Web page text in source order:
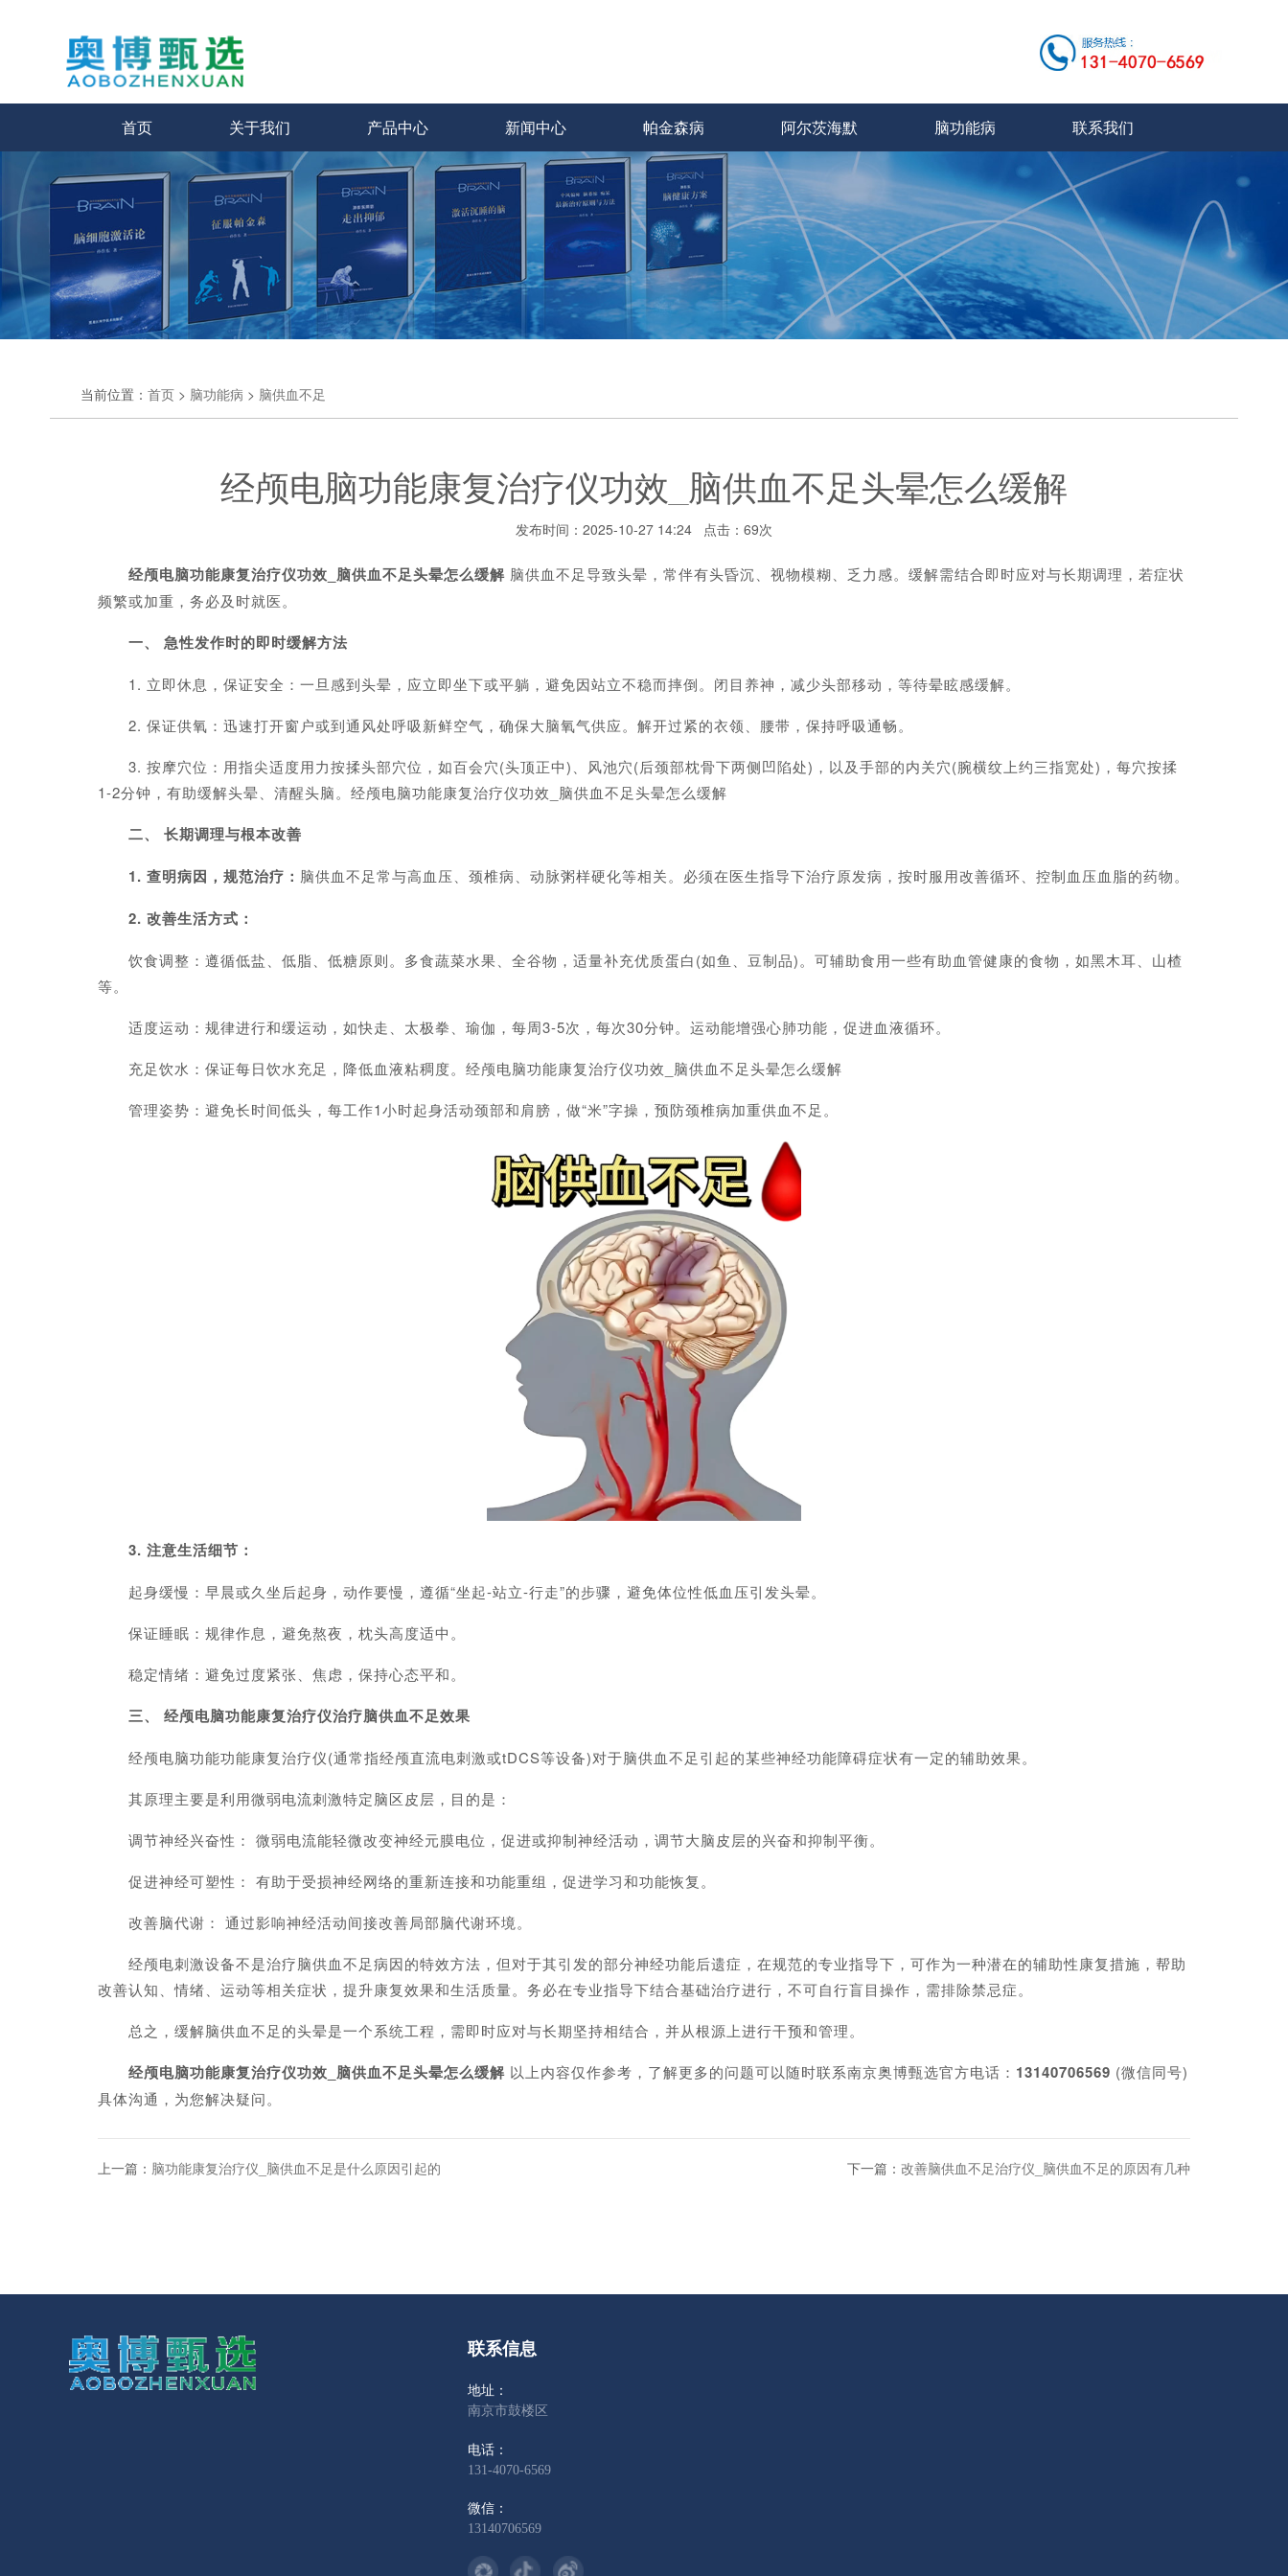
首页 关于我们 产品中心 新闻中心 帕金森病 阿尔茨海默 脑功能病 联系我们
当前位置： 首页 > 脑功能病 > 脑供血不足
经颅电脑功能康复治疗仪功效_脑供血不足头晕怎么缓解
发布时间：2025-10-27 14:24 点击：69次
经颅电脑功能康复治疗仪功效_脑供血不足头晕怎么缓解 脑供血不足导致头晕，常伴有头昏沉、视物模糊、乏力感。缓解需结合即时应对与长期调理，若症状
频繁或加重，务必及时就医。
一、 急性发作时的即时缓解方法
1. 立即休息，保证安全：一旦感到头晕，应立即坐下或平躺，避免因站立不稳而摔倒。闭目养神，减少头部移动，等待晕眩感缓解。
2. 保证供氧：迅速打开窗户或到通风处呼吸新鲜空气，确保大脑氧气供应。解开过紧的衣领、腰带，保持呼吸通畅。
3. 按摩穴位：用指尖适度用力按揉头部穴位，如百会穴(头顶正中)、风池穴(后颈部枕骨下两侧凹陷处)，以及手部的内关穴(腕横纹上约三指宽处)，每穴按揉
1-2分钟，有助缓解头晕、清醒头脑。经颅电脑功能康复治疗仪功效_脑供血不足头晕怎么缓解
二、 长期调理与根本改善
1. 查明病因，规范治疗： 脑供血不足常与高血压、颈椎病、动脉粥样硬化等相关。必须在医生指导下治疗原发病，按时服用改善循环、控制血压血脂的药物。
2. 改善生活方式：
饮食调整：遵循低盐、低脂、低糖原则。多食蔬菜水果、全谷物，适量补充优质蛋白(如鱼、豆制品)。可辅助食用一些有助血管健康的食物，如黑木耳、山楂
等。
适度运动：规律进行和缓运动，如快走、太极拳、瑜伽，每周3-5次，每次30分钟。运动能增强心肺功能，促进血液循环。
充足饮水：保证每日饮水充足，降低血液粘稠度。经颅电脑功能康复治疗仪功效_脑供血不足头晕怎么缓解
管理姿势：避免长时间低头，每工作1小时起身活动颈部和肩膀，做“米”字操，预防颈椎病加重供血不足。
3. 注意生活细节：
起身缓慢：早晨或久坐后起身，动作要慢，遵循“坐起-站立-行走”的步骤，避免体位性低血压引发头晕。
保证睡眠：规律作息，避免熬夜，枕头高度适中。
稳定情绪：避免过度紧张、焦虑，保持心态平和。
三、 经颅电脑功能康复治疗仪治疗脑供血不足效果
经颅电脑功能功能康复治疗仪(通常指经颅直流电刺激或tDCS等设备)‌对于脑供血不足引起的某些神经功能障碍症状有一定的辅助效果。‌
其原理主要是利用微弱电流刺激特定脑区皮层，目的是：
调节神经兴奋性：‌ 微弱电流能轻微改变神经元膜电位，促进或抑制神经活动，调节大脑皮层的兴奋和抑制平衡。
促进神经可塑性：‌ 有助于受损神经网络的重新连接和功能重组，促进学习和功能恢复。
改善脑代谢：‌ 通过影响神经活动间接改善局部脑代谢环境。
经颅电刺激设备‌不是治疗脑供血不足病因的特效方法‌，但对于其引发的部分神经功能后遗症，在规范的专业指导下，可作为一种‌潜在的辅助性康复措施‌，帮助
改善认知、情绪、运动等相关症状，提升康复效果和生活质量。务必在专业指导下结合基础治疗进行，不可自行盲目操作，需排除禁忌症。
总之，缓解脑供血不足的头晕是一个系统工程，需即时应对与长期坚持相结合，并从根源上进行干预和管理。
经颅电脑功能康复治疗仪功效_脑供血不足头晕怎么缓解 以上内容仅作参考，了解更多的问题可以随时联系南京奥博甄选官方电话： 13140706569 (微信同号)
具体沟通，为您解决疑问。
上一篇： 脑功能康复治疗仪_脑供血不足是什么原因引起的 下一篇： 改善脑供血不足治疗仪_脑供血不足的原因有几种
联系信息
地址：
南京市鼓楼区
电话：
131-4070-6569
微信：
13140706569